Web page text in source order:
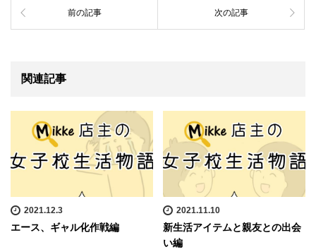
前の記事 次の記事
関連記事
2021.12.3
エース、ギャル化作戦編
2021.11.10
新生活アイテムと親友との出会
い編